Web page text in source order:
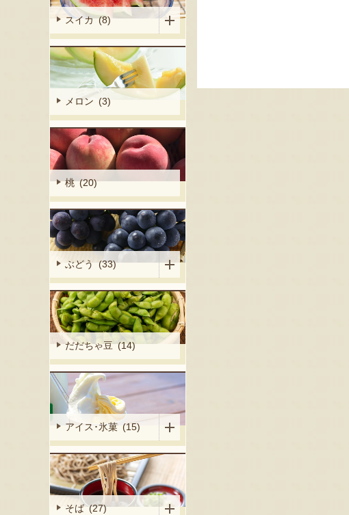
スイカ (8)
メロン (3)
桃 (20)
ぶどう (33)
だだちゃ豆 (14)
アイス･氷菓 (15)
そば (27)